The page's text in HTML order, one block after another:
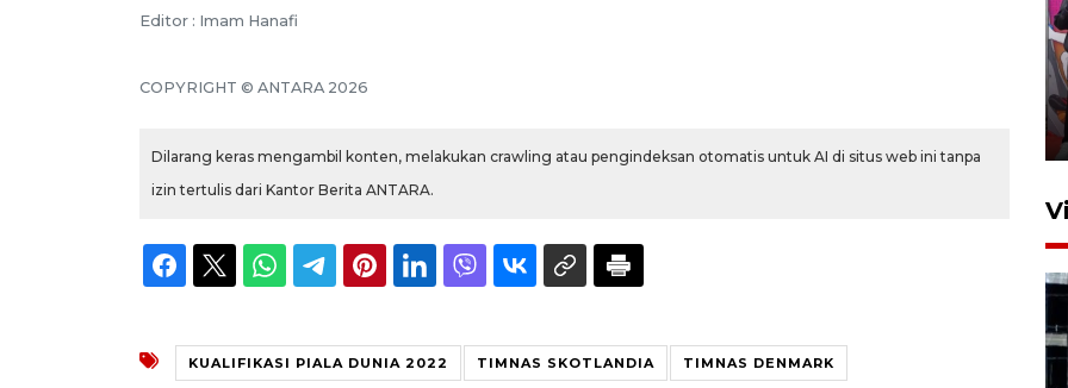
Editor : Imam Hanafi
COPYRIGHT © ANTARA 2026
Dilarang keras mengambil konten, melakukan crawling atau pengindeksan otomatis untuk AI di situs web ini tanpa
izin tertulis dari Kantor Berita ANTARA.
KUALIFIKASI PIALA DUNIA 2022 TIMNAS SKOTLANDIA TIMNAS DENMARK